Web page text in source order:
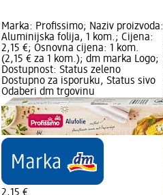
Marka: Profissimo; Naziv proizvoda:
Aluminijska folija, 1 kom.; Cijena:
2,15 €; Osnovna cijena: 1 kom.
(2,15 € za 1 kom.); dm marka Logo;
Dostupnost: Status zeleno
Dostupno za isporuku, Status sivo
Odaberi dm trgovinu